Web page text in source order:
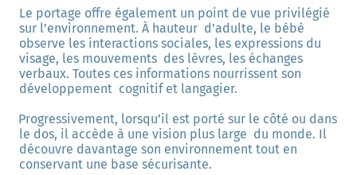
Le portage offre également un point de vue privilégié
sur l’environnement. À hauteur  d’adulte, le bébé
observe les interactions sociales, les expressions du
visage, les mouvements  des lèvres, les échanges
verbaux. Toutes ces informations nourrissent son
développement  cognitif et langagier.
Progressivement, lorsqu’il est porté sur le côté ou dans
le dos, il accède à une vision plus large  du monde. Il
découvre davantage son environnement tout en
conservant une base sécurisante.